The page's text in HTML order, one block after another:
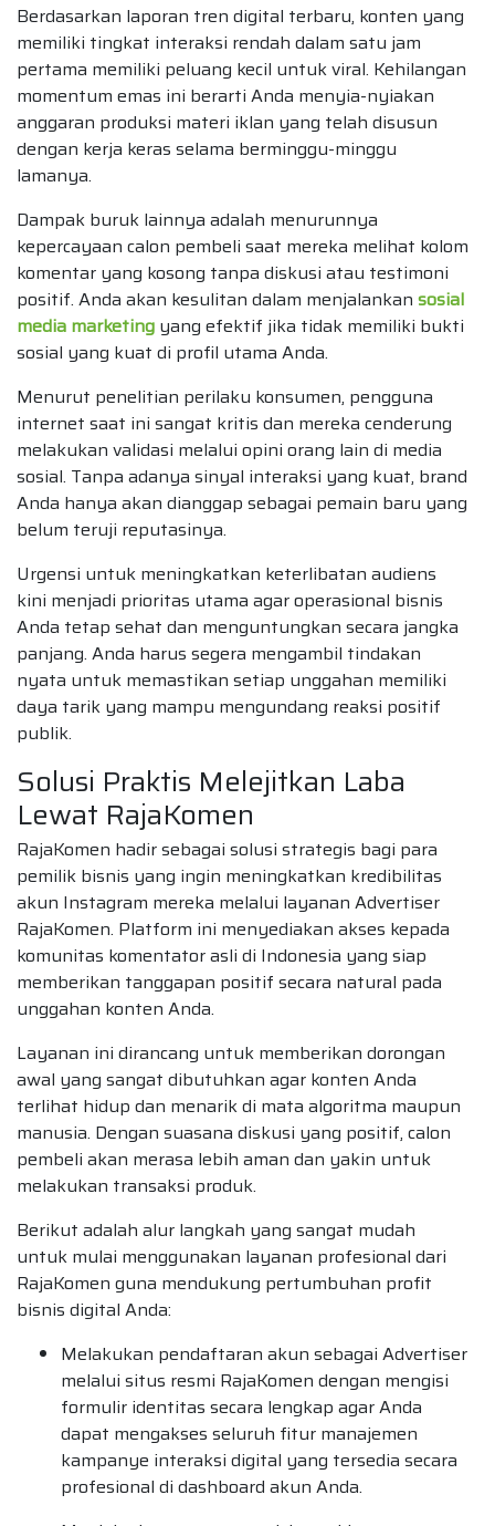
Berdasarkan laporan tren digital terbaru, konten yang
memiliki tingkat interaksi rendah dalam satu jam
pertama memiliki peluang kecil untuk viral. Kehilangan
momentum emas ini berarti Anda menyia-nyiakan
anggaran produksi materi iklan yang telah disusun
dengan kerja keras selama berminggu-minggu
lamanya.
Dampak buruk lainnya adalah menurunnya
kepercayaan calon pembeli saat mereka melihat kolom
komentar yang kosong tanpa diskusi atau testimoni
positif. Anda akan kesulitan dalam menjalankan sosial
media marketing yang efektif jika tidak memiliki bukti
sosial yang kuat di profil utama Anda.
Menurut penelitian perilaku konsumen, pengguna
internet saat ini sangat kritis dan mereka cenderung
melakukan validasi melalui opini orang lain di media
sosial. Tanpa adanya sinyal interaksi yang kuat, brand
Anda hanya akan dianggap sebagai pemain baru yang
belum teruji reputasinya.
Urgensi untuk meningkatkan keterlibatan audiens
kini menjadi prioritas utama agar operasional bisnis
Anda tetap sehat dan menguntungkan secara jangka
panjang. Anda harus segera mengambil tindakan
nyata untuk memastikan setiap unggahan memiliki
daya tarik yang mampu mengundang reaksi positif
publik.
Solusi Praktis Melejitkan Laba
Lewat RajaKomen
RajaKomen hadir sebagai solusi strategis bagi para
pemilik bisnis yang ingin meningkatkan kredibilitas
akun Instagram mereka melalui layanan Advertiser
RajaKomen. Platform ini menyediakan akses kepada
komunitas komentator asli di Indonesia yang siap
memberikan tanggapan positif secara natural pada
unggahan konten Anda.
Layanan ini dirancang untuk memberikan dorongan
awal yang sangat dibutuhkan agar konten Anda
terlihat hidup dan menarik di mata algoritma maupun
manusia. Dengan suasana diskusi yang positif, calon
pembeli akan merasa lebih aman dan yakin untuk
melakukan transaksi produk.
Berikut adalah alur langkah yang sangat mudah
untuk mulai menggunakan layanan profesional dari
RajaKomen guna mendukung pertumbuhan profit
bisnis digital Anda:
Melakukan pendaftaran akun sebagai Advertiser
melalui situs resmi RajaKomen dengan mengisi
formulir identitas secara lengkap agar Anda
dapat mengakses seluruh fitur manajemen
kampanye interaksi digital yang tersedia secara
profesional di dashboard akun Anda.